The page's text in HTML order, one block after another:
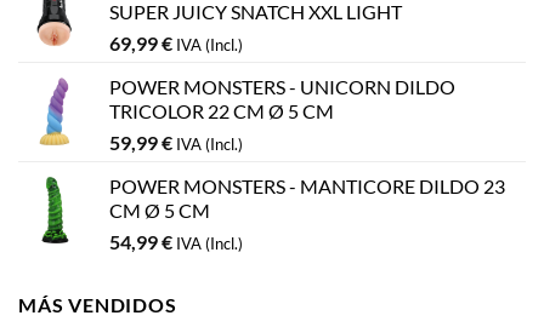
SUPER JUICY SNATCH XXL LIGHT
69,99€ IVA (Incl.)
POWER MONSTERS - UNICORN DILDO
TRICOLOR 22 CM Ø 5 CM
59,99€ IVA (Incl.)
POWER MONSTERS - MANTICORE DILDO 23
CM Ø 5 CM
54,99€ IVA (Incl.)
MÁS VENDIDOS